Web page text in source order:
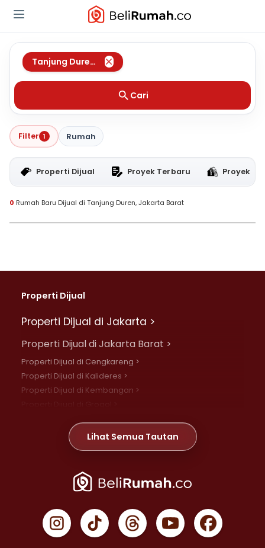
Tanjung Duren Jakarta Barat
Cari
Filter 1 Rumah
Properti Dijual Proyek Terbaru Proyek
0 Rumah Baru Dijual di Tanjung Duren, Jakarta Barat
Properti Dijual
Properti Dijual di Jakarta >
Properti Dijual di Jakarta Barat >
Properti Dijual di Cengkareng >
Properti Dijual di Kalideres >
Properti Dijual di Kembangan >
Properti Dijual di Meruya >
Properti Dijual di Jelambar >
Properti Dijual di Jakarta Pusat >
Properti Dijual di Gambir >
Properti Dijual di Johar Baru >
Lihat Semua Tautan